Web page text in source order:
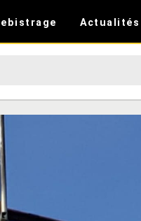
Actualités